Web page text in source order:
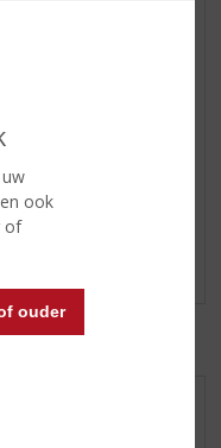
ook
of
ouder